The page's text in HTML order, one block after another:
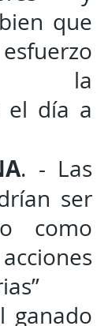
que
la
el día a
. - Las
ser
como
ganado